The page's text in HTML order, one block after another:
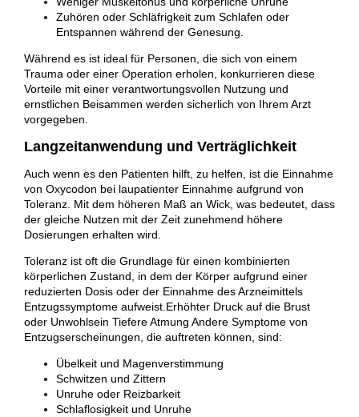
Zuhören oder Schläfrigkeit zum Schlafen oder
Entspannen während der Genesung.
Während es ist ideal für Personen, die sich von einem
Trauma oder einer Operation erholen, konkurrieren diese
Vorteile mit einer verantwortungsvollen Nutzung und
ernstlichen Beisammen werden sicherlich von Ihrem Arzt
vorgegeben.
Langzeitanwendung und Verträglichkeit
Auch wenn es den Patienten hilft, zu helfen, ist die Einnahme
von Oxycodon bei laupatienter Einnahme aufgrund von
Toleranz. Mit dem höheren Maß an Wick, was bedeutet, dass
der gleiche Nutzen mit der Zeit zunehmend höhere
Dosierungen erhalten wird.
Toleranz ist oft die Grundlage für einen kombinierten
körperlichen Zustand, in dem der Körper aufgrund einer
reduzierten Dosis oder der Einnahme des Arzneimittels
Entzugssymptome aufweist.Erhöhter Druck auf die Brust
oder Unwohlsein Tiefere Atmung Andere Symptome von
Entzugserscheinungen, die auftreten können, sind:
Übelkeit und Magenverstimmung
Schwitzen und Zittern
Unruhe oder Reizbarkeit
Schlaflosigkeit und Unruhe